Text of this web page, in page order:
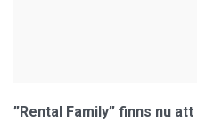
”Rental Family” finns nu att